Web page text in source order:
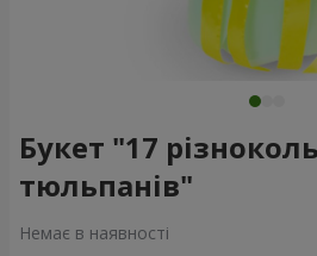
Букет "17
тюльпанів"
Немає в наявності